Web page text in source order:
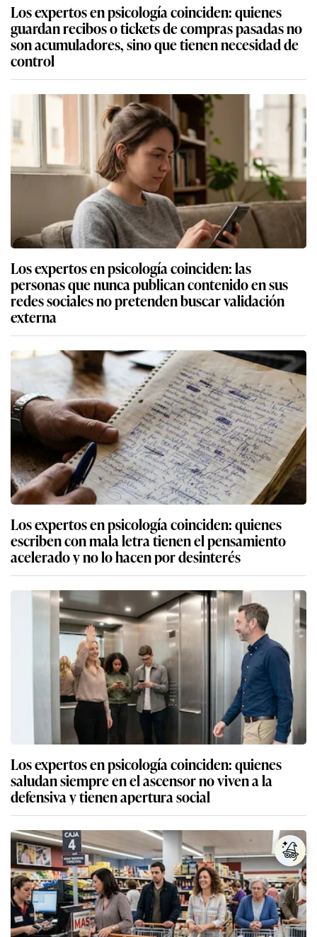
Los expertos en psicología coinciden: quienes
guardan recibos o tickets de compras pasadas no
son acumuladores, sino que tienen necesidad de
control
Los expertos en psicología coinciden: las
personas que nunca publican contenido en sus
redes sociales no pretenden buscar validación
externa
Los expertos en psicología coinciden: quienes
escriben con mala letra tienen el pensamiento
acelerado y no lo hacen por desinterés
Los expertos en psicología coinciden: quienes
saludan siempre en el ascensor no viven a la
defensiva y tienen apertura social